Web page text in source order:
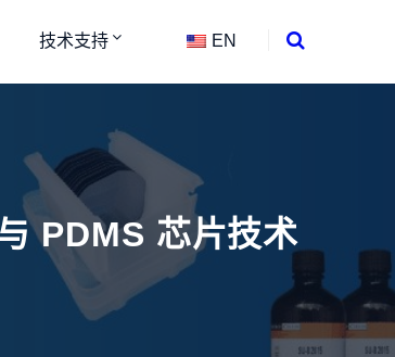
技术支持 EN
PDMS 芯片技术